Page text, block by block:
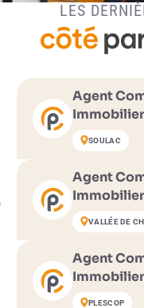
LES
Agent
SOULAC
Agent
VALLÉE DE
Agent
PLESCOP